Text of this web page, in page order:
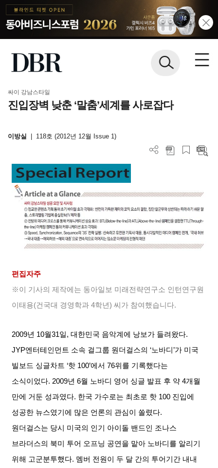
싸이 강남스타일
진입장벽 낮춘 ‘말춤’세계를 사로잡다
이방실 118호 (2012년 12월 Issue 1)
편집자주
※이 기사의 제작에는 동아일보 미래전략연구소 인턴연구원
이태용(건국대 경영학과 4학년)씨가 참여했습니다.
2009년 10월31일,대한민국 음악계에 낭보가 들려왔다.
JYP엔터테인먼트 소속 걸그룹 원더걸스의 ‘노바디 ’가 미국
빌보드 싱글차트 ‘핫 100’에서 76위를 기록했다는
소식이었다. 2009년 6월 노바디 영어 싱글 발표 후 약 4개월
만에 거둔 성과였다. 한국 가수로는 최초로 핫 100 진입에
성공한 뉴스였기에 많은 언론의 관심이 쏠렸다.
원더걸스는 당시 미국의 인기 아이돌 밴드인 조나스
브라더스의 북미 투어 오프닝 공연을 맡아 노바디를 알리기
위해 고군분투했다. 멤버 전원이 두 달 간의 투어기간 내내